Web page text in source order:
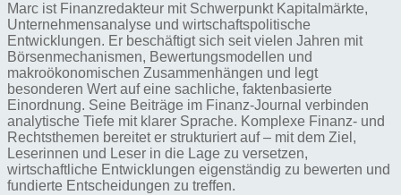
Marc ist Finanzredakteur mit Schwerpunkt Kapitalmärkte,
Unternehmensanalyse und wirtschaftspolitische
Entwicklungen. Er beschäftigt sich seit vielen Jahren mit
Börsenmechanismen, Bewertungsmodellen und
makroökonomischen Zusammenhängen und legt
besonderen Wert auf eine sachliche, faktenbasierte
Einordnung. Seine Beiträge im Finanz-Journal verbinden
analytische Tiefe mit klarer Sprache. Komplexe Finanz- und
Rechtsthemen bereitet er strukturiert auf – mit dem Ziel,
Leserinnen und Leser in die Lage zu versetzen,
wirtschaftliche Entwicklungen eigenständig zu bewerten und
fundierte Entscheidungen zu treffen.